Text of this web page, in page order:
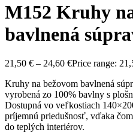
M152 Kruhy
bavlnená
21,50 € – 24,60 €Price range:
Kruhy na bežovom bavlnená
vyrobená zo 100% bavlny s
Dostupná vo veľkostiach
príjemnú priedušnosť, vďaka
do teplých interiérov.